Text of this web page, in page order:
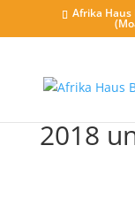
Afrika Haus
2018